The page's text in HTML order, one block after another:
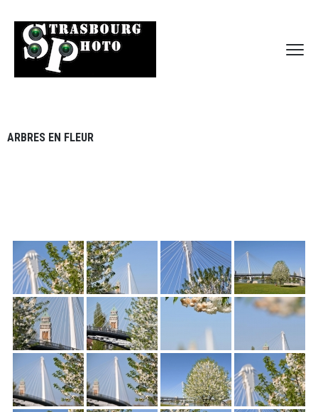
ARBRES EN FLEUR